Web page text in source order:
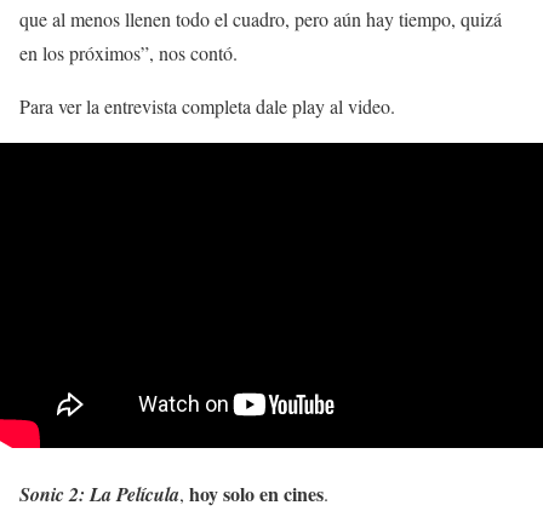
que al menos llenen todo el cuadro, pero aún hay tiempo, quizá
en los próximos”, nos contó.
Para ver la entrevista completa dale play al video.
Sonic 2: La Película, hoy solo en cines.